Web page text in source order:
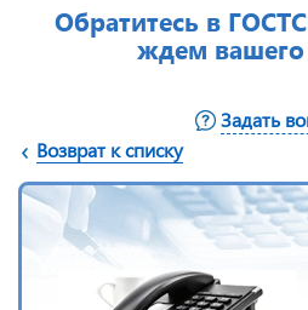
Обратитесь в
ждем вашего
Возврат к списку
Задать